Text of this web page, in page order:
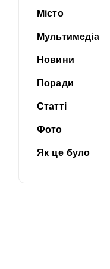
Місто
Мультимедіа
Новини
Поради
Статті
Фото
Як це було